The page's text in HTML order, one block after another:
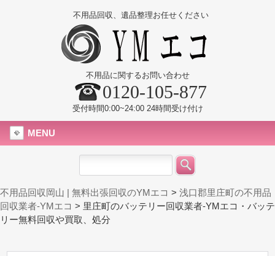
不用品回収、遺品整理お任せください
不用品に関するお問い合わせ
0120-105-877
受付時間0:00~24:00 24時間受け付け
MENU
不用品回収岡山 | 無料出張回収のYMエコ > 浅口郡里庄町の不用品
回収業者-YMエコ > 里庄町のバッテリー回収業者-YMエコ・バッテ
リー無料回収や買取、処分